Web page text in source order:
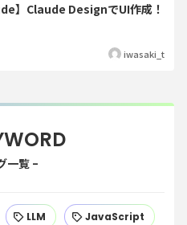
】Claude DesignでUI作成！
iwasaki_t
LLM JavaScript